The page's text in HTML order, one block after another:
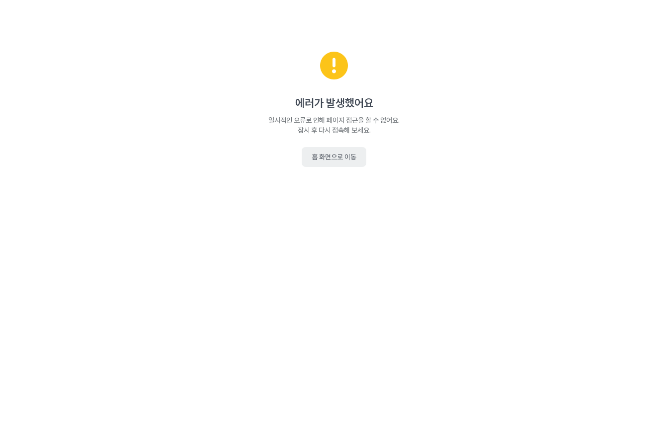
에러가 발생했어요
일시적인 오류로 인해 페이지 접근을 할 수 없어요.
잠시 후 다시 접속해 보세요.
홈 화면으로 이동